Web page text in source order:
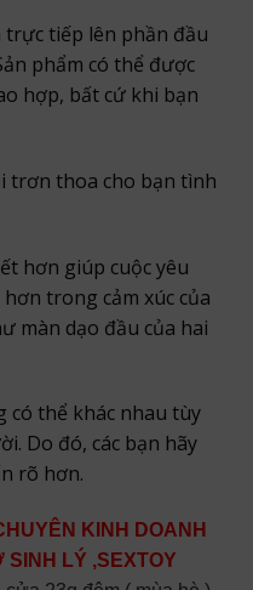
trực tiếp lên phần đầu
phẩm có thể được
hợp, bất cứ khi bạn
trơn thoa cho bạn tình
hơn giúp cuộc yêu
trong cảm xúc của
màn dạo đầu của hai
có thể khác nhau tùy
Do đó, các bạn hãy
rõ hơn.
KINH DOANH
SINH LÝ ,SEXTOY